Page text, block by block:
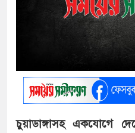
চুয়াডাঙ্গাসহ একযোগে